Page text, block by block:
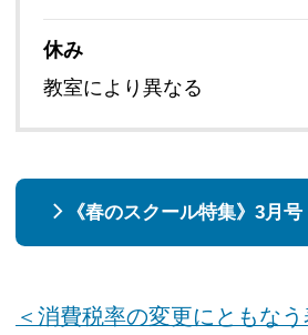
休み
教室により異なる
《春のスクール特集》3月号
＜消費税率の変更にともな